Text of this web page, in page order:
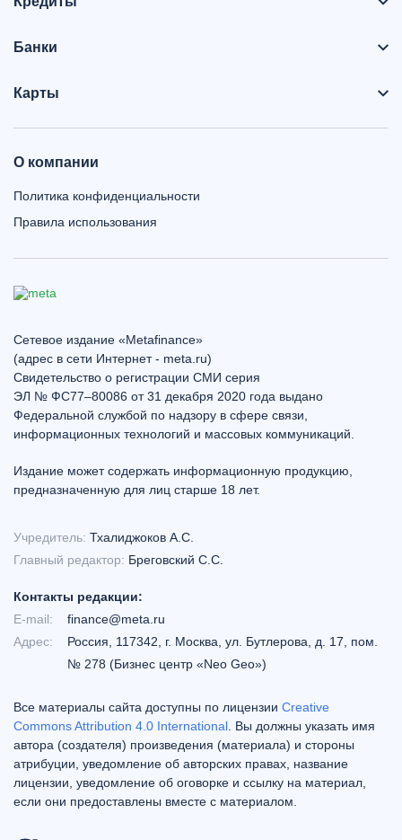
Банки
Карты
О компании
Политика конфиденциальности
Правила использования
Сетевое издание «Metafinance»
(адрес в сети Интернет - meta.ru)
Свидетельство о регистрации СМИ серия
ЭЛ № ФС77–80086 от 31 декабря 2020 года выдано
Федеральной службой по надзору в сфере связи,
информационных технологий и массовых коммуникаций.
Издание может содержать информационную продукцию,
предназначенную для лиц старше 18 лет.
Учредитель: Тхалиджоков А.С.
Главный редактор: Бреговский С.С.
Контакты редакции:
E-mail:
finance@meta.ru
Адрес:
Россия, 117342, г. Москва, ул. Бутлерова, д. 17, пом.
№ 278 (Бизнес центр «Neo Geo»)
Все материалы сайта доступны по лицензии Creative
Commons Attribution 4.0 International . Вы должны указать имя
автора (создателя) произведения (материала) и стороны
атрибуции, уведомление об авторских правах, название
лицензии, уведомление об оговорке и ссылку на материал,
если они предоставлены вместе с материалом.